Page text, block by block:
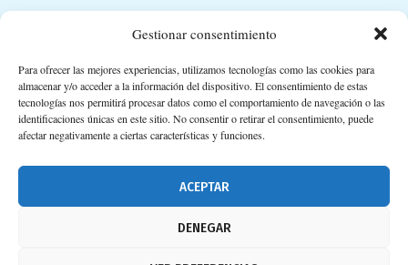
Gestionar consentimiento
Para ofrecer las mejores experiencias, utilizamos tecnologías como las cookies para
almacenar y/o acceder a la información del dispositivo. El consentimiento de estas
tecnologías nos permitirá procesar datos como el comportamiento de navegación o las
identificaciones únicas en este sitio. No consentir o retirar el consentimiento, puede
afectar negativamente a ciertas características y funciones.
ACEPTAR
DENEGAR